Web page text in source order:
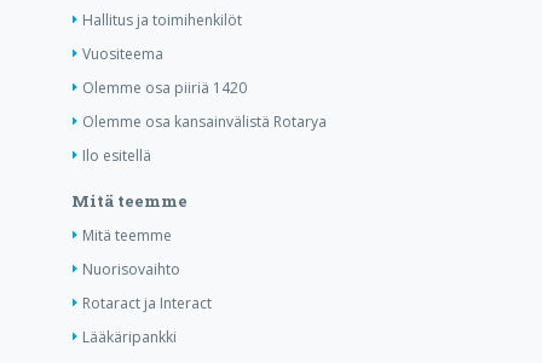
Hallitus ja toimihenkilöt
Vuositeema
Olemme osa piiriä 1420
Olemme osa kansainvälistä Rotarya
Ilo esitellä
Mitä teemme
Mitä teemme
Nuorisovaihto
Rotaract ja Interact
Lääkäripankki